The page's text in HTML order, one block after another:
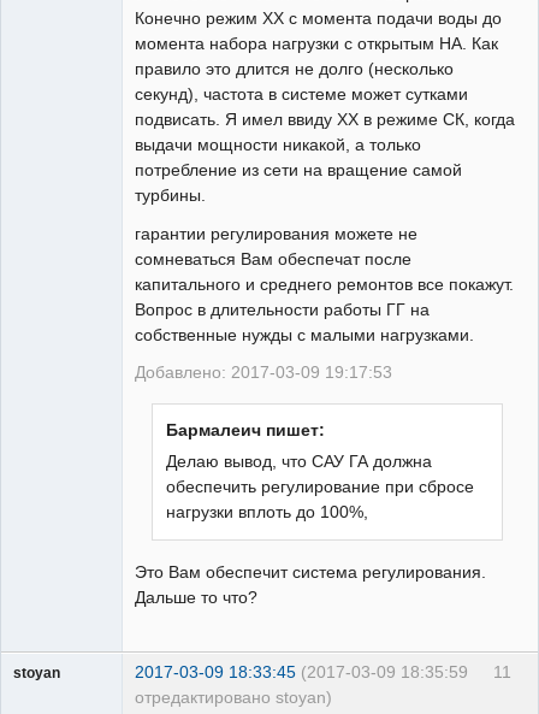
Конечно режим ХХ с момента подачи воды до
момента набора нагрузки с открытым НА. Как
правило это длится не долго (несколько
секунд), частота в системе может сутками
подвисать. Я имел ввиду ХХ в режиме СК, когда
выдачи мощности никакой, а только
потребление из сети на вращение самой
турбины.
гарантии регулирования можете не
сомневаться Вам обеспечат после
капитального и среднего ремонтов все покажут.
Вопрос в длительности работы ГГ на
собственные нужды с малыми нагрузками.
Добавлено: 2017-03-09 19:17:53
Бармалеич пишет:
Делаю вывод, что САУ ГА должна
обеспечить регулирование при сбросе
нагрузки вплоть до 100%,
Это Вам обеспечит система регулирования.
Дальше то что?
11
stoyan 2017-03-09 18:33:45 (2017-03-09 18:35:59
отредактировано stoyan)